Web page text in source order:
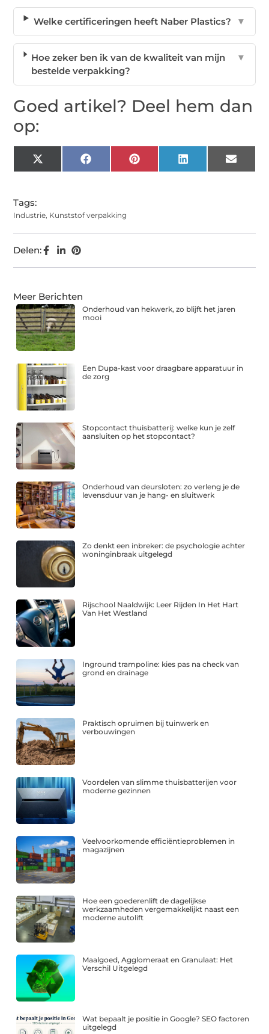
Welke certificeringen heeft Naber Plastics? ▼
Hoe zeker ben ik van de kwaliteit van mijn
bestelde verpakking?
▼
Goed artikel? Deel hem dan
op:
X
(Twitter)
Facebook Pinterest LinkedIn Email
Tags:
Industrie, Kunststof verpakking
Delen:
Meer Berichten
Onderhoud van hekwerk, zo blijft het jaren
mooi
Een Dupa-kast voor draagbare apparatuur in
de zorg
Stopcontact thuisbatterij: welke kun je zelf
aansluiten op het stopcontact?
Onderhoud van deursloten: zo verleng je de
levensduur van je hang- en sluitwerk
Zo denkt een inbreker: de psychologie achter
woninginbraak uitgelegd
Rijschool Naaldwijk: Leer Rijden In Het Hart
Van Het Westland
Inground trampoline: kies pas na check van
grond en drainage
Praktisch opruimen bij tuinwerk en
verbouwingen
Voordelen van slimme thuisbatterijen voor
moderne gezinnen
Veelvoorkomende efficiëntieproblemen in
magazijnen
Hoe een goederenlift de dagelijkse
werkzaamheden vergemakkelijkt naast een
moderne autolift
Maalgoed, Agglomeraat en Granulaat: Het
Verschil Uitgelegd
Wat bepaalt je positie in Google? SEO factoren
uitgelegd